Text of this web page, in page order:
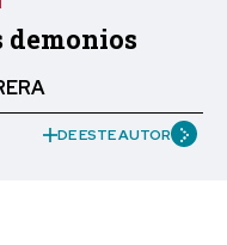
demonios
DE ESTE AUTOR